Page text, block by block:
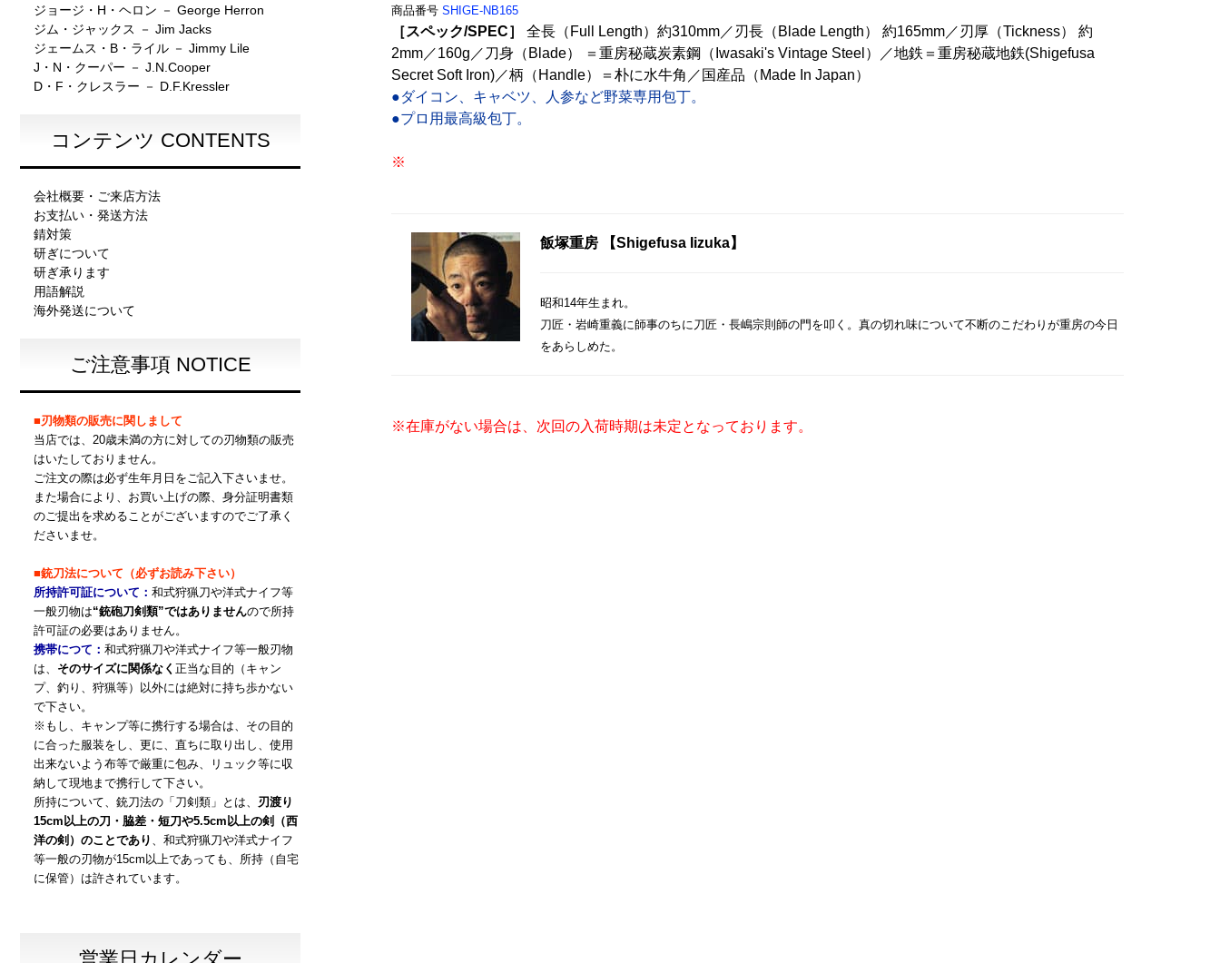
ジョージ・H・ヘロン － George Herron
ジム・ジャックス － Jim Jacks
ジェームス・B・ライル － Jimmy Lile
J・N・クーパー － J.N.Cooper
D・F・クレスラー － D.F.Kressler
コンテンツ CONTENTS
会社概要・ご来店方法
お支払い・発送方法
錆対策
研ぎについて
研ぎ承ります
用語解説
海外発送について
ご注意事項 NOTICE
■刃物類の販売に関しまして
当店では、20歳未満の方に対しての刃物類の販売
はいたしておりません。
ご注文の際は必ず生年月日をご記入下さいませ。
また場合により、お買い上げの際、身分証明書類
のご提出を求めることがございますのでご了承く
ださいませ。
■銃刀法について（必ずお読み下さい）
所持許可証について： 和式狩猟刀や洋式ナイフ等
一般刃物は“銃砲刀剣類”ではありませんので所持
許可証の必要はありません。
携帯につて： 和式狩猟刀や洋式ナイフ等一般刃物
は、 そのサイズに関係なく 正当な目的（キャン
プ、釣り、狩猟等）以外には絶対に持ち歩かない
で下さい。
※もし、キャンプ等に携行する場合は、その目的
に合った服装をし、更に、直ちに取り出し、使用
出来ないよう布等で厳重に包み、リュック等に収
納して現地まで携行して下さい。
所持について、銃刀法の「刀剣類」とは、 刃渡り
15cm以上の刀・脇差・短刀や5.5cm以上の剣（西
洋の剣）のことであり 、和式狩猟刀や洋式ナイフ
等一般の刃物が15cm以上であっても、所持（自宅
に保管）は許されています。
商品番号SHIGE-NB165
［スペック/SPEC］
全長（Full Length）約310mm／刃長（Blade Length） 約165mm／刃厚（Tickness） 約
2mm／160g／刀身（Blade） ＝重房秘蔵炭素鋼（Iwasaki's Vintage Steel）／地鉄＝重房秘蔵地鉄(Shigefusa
Secret Soft Iron)／柄（Handle）＝朴に水牛角／国産品（Made In Japan）
●ダイコン、キャベツ、人参など野菜専用包丁。
●プロ用最高級包丁。
※
飯塚重房 【Shigefusa Iizuka】
昭和14年生まれ。
刀匠・岩崎重義に師事のちに刀匠・長嶋宗則師の門を叩く。真の切れ味について不断のこだわりが重房の今日
をあらしめた。
※在庫がない場合は、次回の入荷時期は未定となっております。